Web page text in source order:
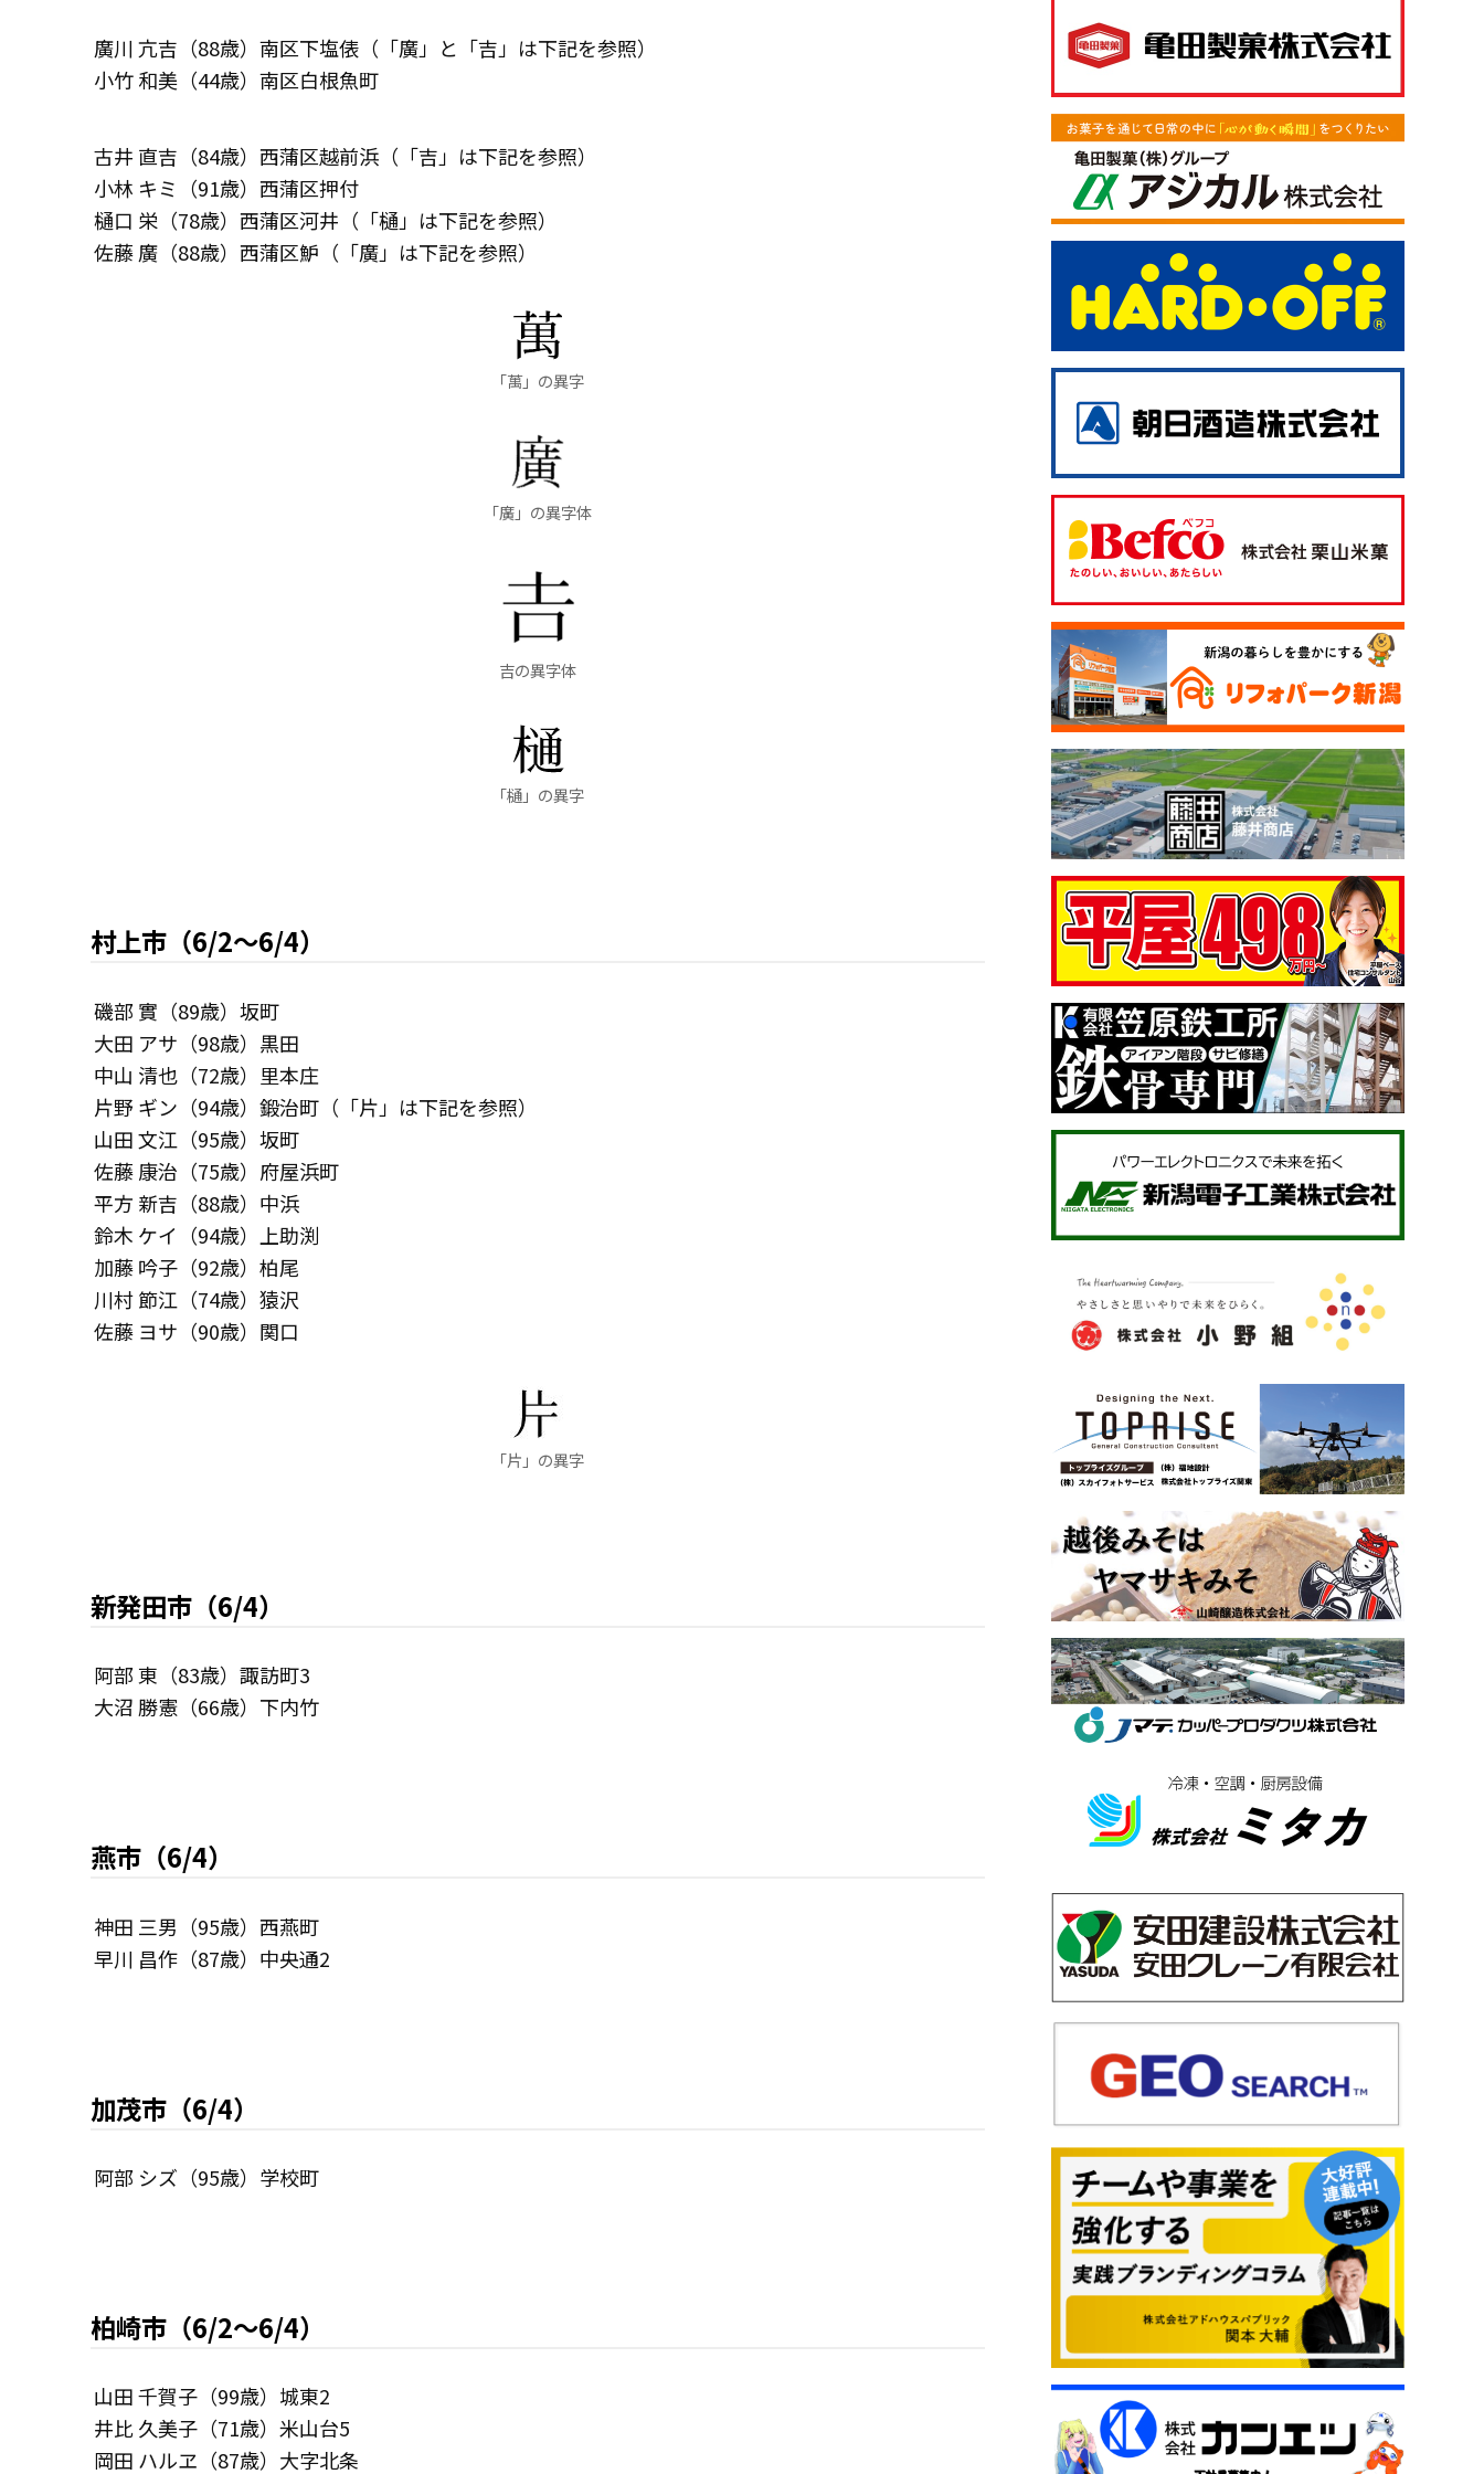
廣川 亢吉（88歳）南区下塩俵（「廣」と「吉」は下記を参照）
小竹 和美（44歳）南区白根魚町
古井 直吉（84歳）西蒲区越前浜（「吉」は下記を参照）
小林 キミ（91歳）西蒲区押付
樋口 栄（78歳）西蒲区河井（「樋」は下記を参照）
佐藤 廣（88歳）西蒲区魲（「廣」は下記を参照）
「萬」の異字
「廣」の異字体
吉の異字体
「樋」の異字
村上市（6/2～6/4）
磯部 實（89歳）坂町
大田 アサ（98歳）黒田
中山 清也（72歳）里本庄
片野 ギン（94歳）鍛治町（「片」は下記を参照）
山田 文江（95歳）坂町
佐藤 康治（75歳）府屋浜町
平方 新吉（88歳）中浜
鈴木 ケイ（94歳）上助渕
加藤 吟子（92歳）柏尾
川村 節江（74歳）猿沢
佐藤 ヨサ（90歳）関口
「片」の異字
新発田市（6/4）
阿部 東（83歳）諏訪町3
大沼 勝憲（66歳）下内竹
燕市（6/4）
神田 三男（95歳）西燕町
早川 昌作（87歳）中央通2
加茂市（6/4）
阿部 シズ（95歳）学校町
柏崎市（6/2～6/4）
山田 千賀子（99歳）城東2
井比 久美子（71歳）米山台5
岡田 ハルヱ（87歳）大字北条